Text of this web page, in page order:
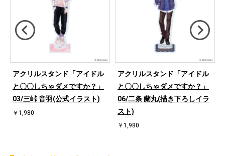
アクリルスタンド「アイドル
と〇〇しちゃダメですか？」
03/三峠 音羽(公式イラスト)
￥1,980
アクリルスタンド「アイドル
と〇〇しちゃダメですか？」
06/二条 蘭丸(描き下ろしイラ
スト)
￥1,980